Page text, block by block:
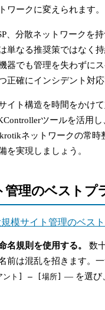
ワークに変えられます。
、分散ネットワークを持
単なる推奨策ではなく
器でも管理を失わずに
正確にインシデント対応
イト構造を時間をかけ
ツールを活用し
ネットワークの常時
を実現しましょう。
管理のベストプ
規模サイト管理のベス
名規則を使用する。
数
前は混乱を招きます。
ント] — [場所]
— を選び